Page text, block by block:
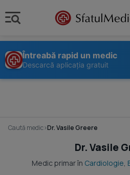
Întreabă rapid un medic
Descarcă aplicația gratuit
Caută medic›Dr. Vasile Greere
Dr. Vasile
Medic primar în Cardiologie,